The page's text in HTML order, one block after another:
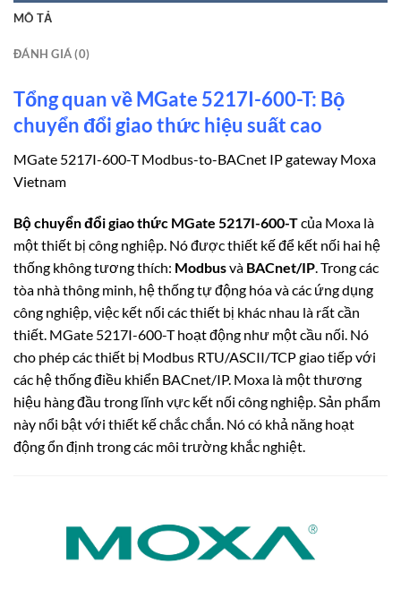
MÔ TẢ
ĐÁNH GIÁ (0)
Tổng quan về MGate 5217I-600-T: Bộ
chuyển đổi giao thức hiệu suất cao
MGate 5217I-600-T Modbus-to-BACnet IP gateway Moxa
Vietnam
Bộ chuyển đổi giao thức MGate 5217I-600-Tcủa Moxa là
một thiết bị công nghiệp. Nó được thiết kế để kết nối hai hệ
thống không tương thích: Modbusvà BACnet/IP . Trong các
tòa nhà thông minh, hệ thống tự động hóa và các ứng dụng
công nghiệp, việc kết nối các thiết bị khác nhau là rất cần
thiết. MGate 5217I-600-T hoạt động như một cầu nối. Nó
cho phép các thiết bị Modbus RTU/ASCII/TCP giao tiếp với
các hệ thống điều khiển BACnet/IP. Moxa là một thương
hiệu hàng đầu trong lĩnh vực kết nối công nghiệp. Sản phẩm
này nổi bật với thiết kế chắc chắn. Nó có khả năng hoạt
động ổn định trong các môi trường khắc nghiệt.